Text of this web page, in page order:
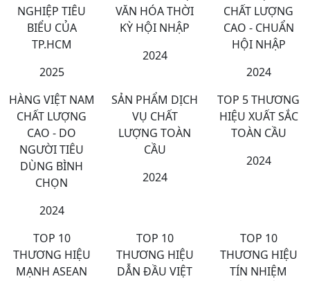
NGHIỆP TIÊU
BIỂU CỦA
TP.HCM
2025
VĂN HÓA THỜI
KỲ HỘI NHẬP
2024
CHẤT LƯỢNG
CAO - CHUẨN
HỘI NHẬP
2024
HÀNG VIỆT NAM
CHẤT LƯỢNG
CAO - DO
NGƯỜI TIÊU
DÙNG BÌNH
CHỌN
2024
SẢN PHẨM DỊCH
VỤ CHẤT
LƯỢNG TOÀN
CẦU
2024
TOP 5 THƯƠNG
HIỆU XUẤT SẮC
TOÀN CẦU
2024
TOP 10
THƯƠNG HIỆU
MẠNH ASEAN
TOP 10
THƯƠNG HIỆU
DẪN ĐẦU VIỆT
TOP 10
THƯƠNG HIỆU
TÍN NHIỆM